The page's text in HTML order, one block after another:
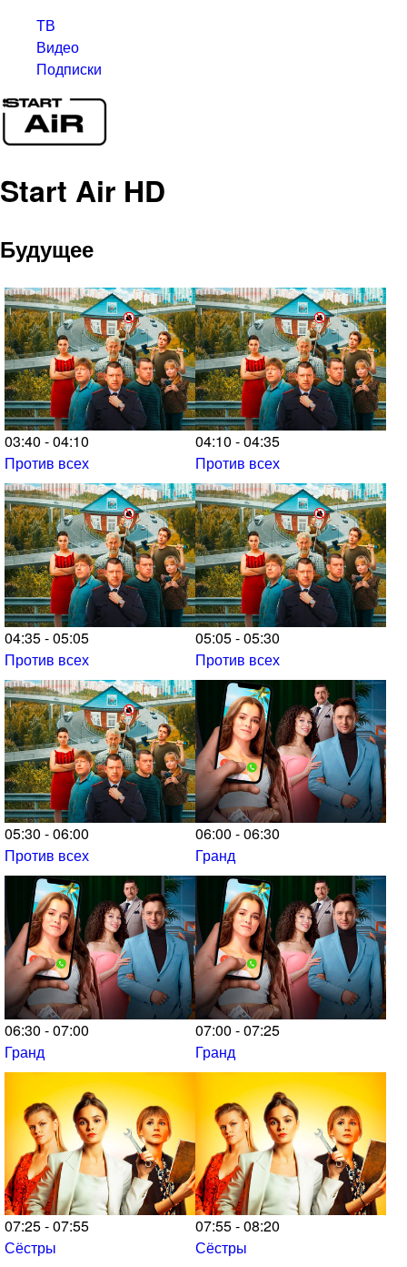
ТВ
Видео
Подписки
Start Air HD
Будущее
03:40 - 04:10
Против всех
04:10 - 04:35
Против всех
04:35 - 05:05
Против всех
05:05 - 05:30
Против всех
05:30 - 06:00
Против всех
06:00 - 06:30
Гранд
06:30 - 07:00
Гранд
07:00 - 07:25
Гранд
07:25 - 07:55
Сёстры
07:55 - 08:20
Сёстры